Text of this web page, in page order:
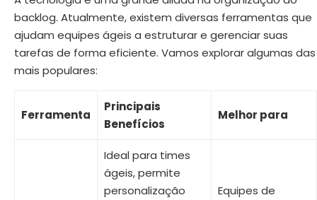
backlog. Atualmente, existem diversas ferramentas que
ajudam equipes ágeis a estruturar e gerenciar suas
tarefas de forma eficiente. Vamos explorar algumas das
mais populares:
Ferramenta
Principais
Benefícios
Melhor para
Ideal para times
ágeis, permite
personalização
Equipes de